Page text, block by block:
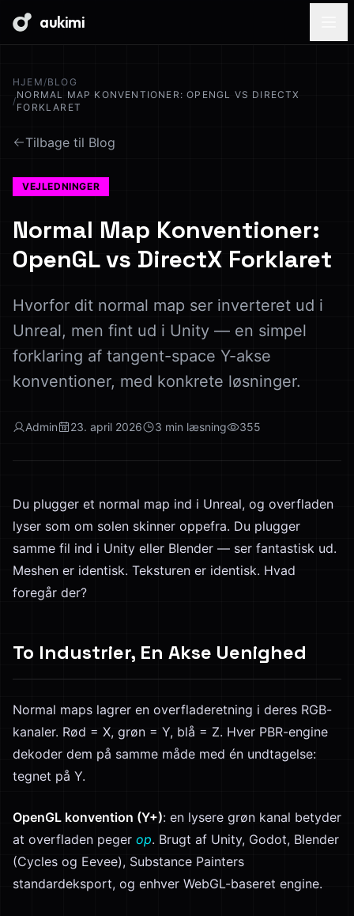
aukimi
HJEM /BLOG
/
NORMAL MAP KONVENTIONER: OPENGL VS DIRECTX
FORKLARET
Tilbage til Blog
VEJLEDNINGER
Normal Map Konventioner:
OpenGL vs DirectX Forklaret
Hvorfor dit normal map ser inverteret ud i
Unreal, men fint ud i Unity — en simpel
forklaring af tangent-space Y-akse
konventioner, med konkrete løsninger.
Admin 23. april 2026 3 min læsning 355
Du plugger et normal map ind i Unreal, og overfladen
lyser som om solen skinner oppefra. Du plugger
samme fil ind i Unity eller Blender — ser fantastisk ud.
Meshen er identisk. Teksturen er identisk. Hvad
foregår der?
To Industrier, En Akse Uenighed
Normal maps lagrer en overfladeretning i deres RGB-
kanaler. Rød = X, grøn = Y, blå = Z. Hver PBR-engine
dekoder dem på samme måde med én undtagelse:
tegnet på Y.
OpenGL konvention (Y+): en lysere grøn kanal betyder
at overfladen peger op. Brugt af Unity, Godot, Blender
(Cycles og Eevee), Substance Painters
standardeksport, og enhver WebGL-baseret engine.